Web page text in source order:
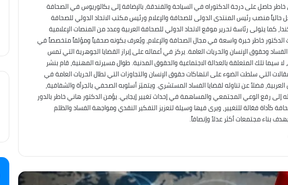
خاطر حاصل على درجة الدكتوراه في السياحة والفندقة، بالإضافة إلى بكالوريوس في الصحافة
حالياً منصب رئيس المنتدى الدولى للصحافة والإعلام ورئيس مكتب الاتحاد الدولي للصحافة
كما يتولى رئاسة تحرير موقع الاتحاد الدولي للصحافة العربية وعدد من المنصات الإعلامية
الدكتور خاطر خبرة واسعة في مجال الصحافة والإعلام، ويُعرف بكونه صحفياً ومؤلفاً متخصصاً في
وحقوق الإنسان والحريات العامة. يركز في أعماله على إبراز القضايا الجوهرية التي تمس
لا سيما تلك المتعلقة بالعدالة الاجتماعية والحقوق المدنية. طوال مسيرته المهنية، قام بنشر
التي سلطت الضوء على انتهاكات حقوق الإنسان والتجاوزات التي تطال الحريات العامة في
فضلاً عن تناوله لقضايا الفساد المستشري. ويتميّز أسلوبه الصحفي بالجرأة والشفافية،
إلى رفع الوعي المجتمعي والمساهمة في إحداث تغيير إيجابي. يؤمن الدكتور هاني خاطر بالدور
كأداة فعّالة للتغيير، ويرى فيها وسيلة لتعزيز التفكير النقدي ومواجهة الفساد والظلم
بهدف بناء مجتمعات أكثر عدلاً وإنصافاً.